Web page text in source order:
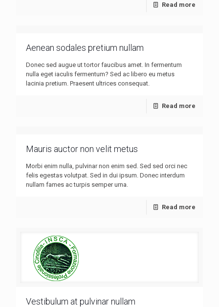
Read more
Aenean sodales pretium nullam
Donec sed augue ut tortor faucibus amet. In fermentum
nulla eget iaculis fermentum? Sed ac libero eu metus
lacinia pretium. Praesent ultrices consequat.
Read more
Mauris auctor non velit metus
Morbi enim nulla, pulvinar non enim sed. Sed sed orci nec
felis egestas volutpat. Sed in dui ipsum. Donec interdum
nullam fames ac turpis semper urna.
Read more
Vestibulum at pulvinar nullam